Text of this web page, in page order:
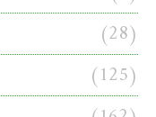
(28)
(125)